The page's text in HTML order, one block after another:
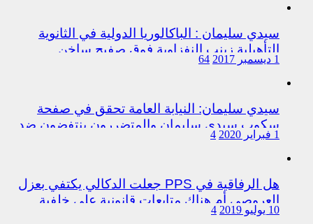
سيدي سليمان : الباكالوريا الدولية في الثانوية
التأهيلية زينب النفزاوية فوق صفيح ساخن
1 ديسمبر 2017 64
سيدي سليمان: النيابة العامة تحقق في صفحة
سكوب سيدي سليمان والمتضررون ينتفضون ضد
المتورطين من رجال الشرطة
1 فبراير 2020 4
هل الرفاقية في PPS جعلت الدكالي يكتفي بعزل
العروصي أم هناك متابعات قانونية على خلفية
اختلالات التسيير بمندوبية سيدي سليمان
10 يوليو 2019 4